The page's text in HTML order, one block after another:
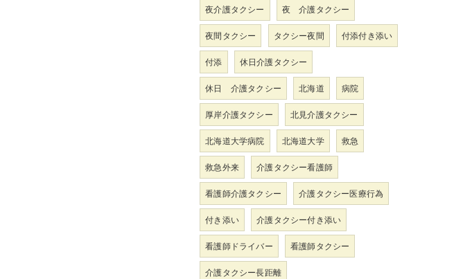
夜介護タクシー 夜 介護タクシー
夜間タクシー タクシー夜間 付添付き添い
付添 休日介護タクシー
休日 介護タクシー 北海道 病院
厚岸介護タクシー 北見介護タクシー
北海道大学病院 北海道大学 救急
救急外来 介護タクシー看護師
看護師介護タクシー 介護タクシー医療行為
付き添い 介護タクシー付き添い
看護師ドライバー 看護師タクシー
介護タクシー長距離